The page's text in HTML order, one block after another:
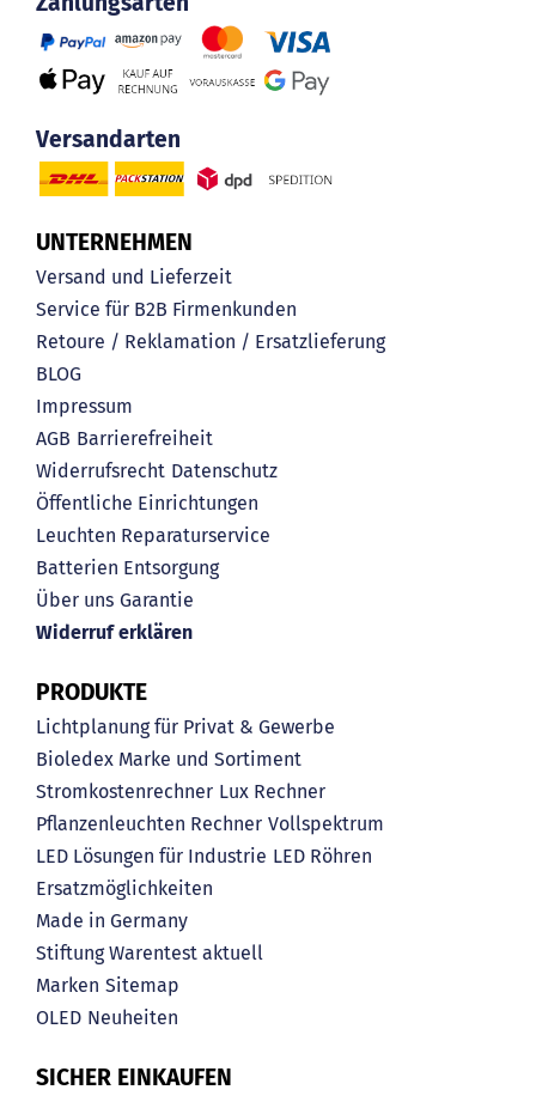
Versandarten
UNTERNEHMEN
Versand und Lieferzeit
Service für B2B Firmenkunden
Retoure / Reklamation / Ersatzlieferung
BLOG
Impressum
AGB Barrierefreiheit
Widerrufsrecht Datenschutz
Öffentliche Einrichtungen
Leuchten Reparaturservice
Batterien Entsorgung
Über uns Garantie
Widerruf erklären
PRODUKTE
Lichtplanung für Privat & Gewerbe
Bioledex Marke und Sortiment
Stromkostenrechner Lux Rechner
Pflanzenleuchten Rechner Vollspektrum
LED Lösungen für Industrie LED Röhren
Ersatzmöglichkeiten
Made in Germany
Stiftung Warentest aktuell
Marken Sitemap
OLED Neuheiten
SICHER EINKAUFEN